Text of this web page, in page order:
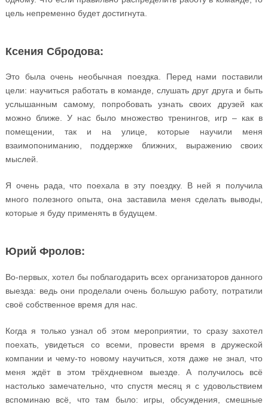
цель непременно будет достигнута.
Ксения Сбродова:
Это была очень необычная поездка. Перед нами поставили
цели: научиться работать в команде, слушать друг друга и быть
услышанным самому, попробовать узнать своих друзей как
можно ближе. У нас было множество тренингов, игр – как в
помещении, так и на улице, которые научили меня
взаимопониманию, поддержке ближних, выражению своих
мыслей.
Я очень рада, что поехала в эту поездку. В ней я получила
много полезного опыта, она заставила меня сделать выводы,
которые я буду применять в будущем.
Юрий Фролов:
Во-первых, хотел бы поблагодарить всех организаторов данного
выезда: ведь они проделали очень большую работу, потратили
своё собственное время для нас.
Когда я только узнал об этом мероприятии, то сразу захотел
поехать, увидеться со всеми, провести время в дружеской
компании и чему-то новому научиться, хотя даже не знал, что
меня ждёт в этом трёхдневном выезде. А получилось всё
настолько замечательно, что спустя месяц я с удовольствием
вспоминаю всё, что там было: игры, обсуждения, смешные